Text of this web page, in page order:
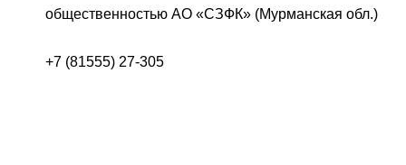
общественностью АО «СЗФК» (Мурманская обл.)
+7 (81555) 27-305